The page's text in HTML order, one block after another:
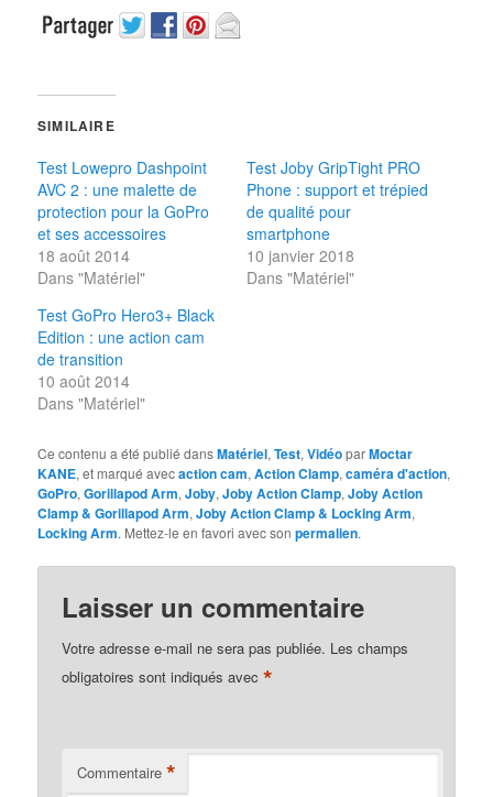
SIMILAIRE
Test Lowepro Dashpoint
AVC 2 : une malette de
protection pour la GoPro
et ses accessoires
18 août 2014
Dans "Matériel"
Test Joby GripTight PRO
Phone : support et trépied
de qualité pour
smartphone
10 janvier 2018
Dans "Matériel"
Test GoPro Hero3+ Black
Edition : une action cam
de transition
10 août 2014
Dans "Matériel"
Ce contenu a été publié dansMatériel,Test,VidéoparMoctar
KANE, et marqué avecaction cam,Action Clamp,caméra d'action,
GoPro,Gorillapod Arm,Joby,Joby Action Clamp,Joby Action
Clamp & Gorillapod Arm,Joby Action Clamp & Locking Arm,
Locking Arm. Mettez-le en favori avec sonpermalien.
Laisser un commentaire
Votre adresse e-mail ne sera pas publiée. Les champs
obligatoires sont indiqués avec*
Commentaire *